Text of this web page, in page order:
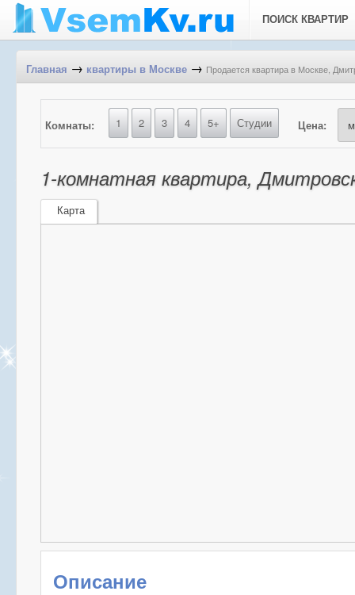
ПОИСК КВАРТИР
Главная → квартиры в Москве → Продается квартира в Москве,
Комнаты: 1 2 3 4 5+ Студии Цена:
1-комнатная квартира,
Карта
Описание